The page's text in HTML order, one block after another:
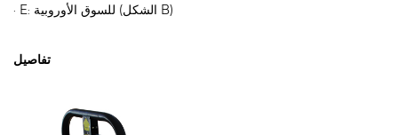
· E: للسوق الأوروبية (الشكل B)
تفاصيل